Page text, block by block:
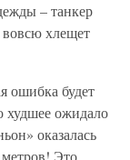
– танкер
хлещет
ошибка будет
худшее ожидало
оказалась
Это